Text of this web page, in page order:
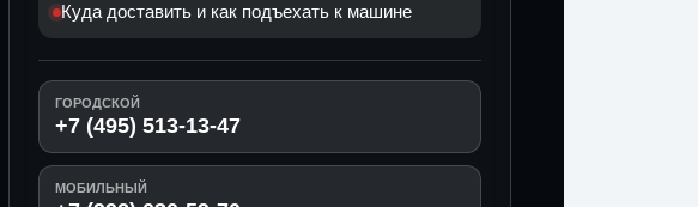
Куда доставить и как подъехать к машине
ГОРОДСКОЙ
+7 (495) 513-13-47
МОБИЛЬНЫЙ